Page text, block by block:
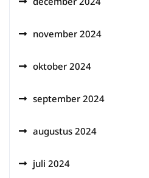
november 2024
oktober 2024
september 2024
augustus 2024
juli 2024